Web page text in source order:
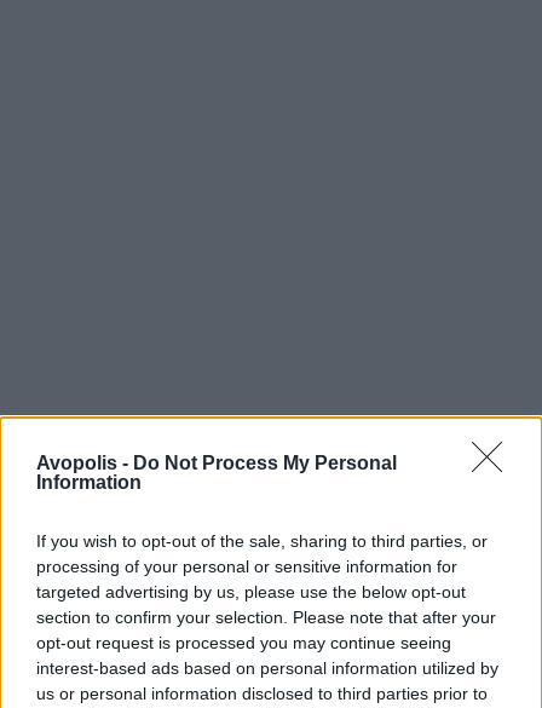
Avopolis - Do Not Process My Personal
Information
If you wish to opt-out of the sale, sharing to third parties, or
processing of your personal or sensitive information for
targeted advertising by us, please use the below opt-out
section to confirm your selection. Please note that after your
opt-out request is processed you may continue seeing
interest-based ads based on personal information utilized by
us or personal information disclosed to third parties prior to